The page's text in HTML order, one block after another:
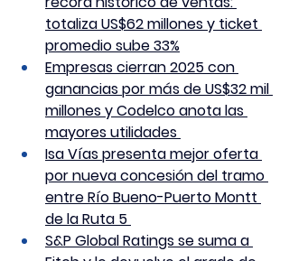
totaliza US$62 millones y ticket
promedio sube 33%
Empresas cierran 2025 con
ganancias por más de US$32 mil
millones y Codelco anota las
mayores utilidades
Isa Vías presenta mejor oferta
por nueva concesión del tramo
entre Río Bueno-Puerto Montt
de la Ruta 5
S&P Global Ratings se suma a